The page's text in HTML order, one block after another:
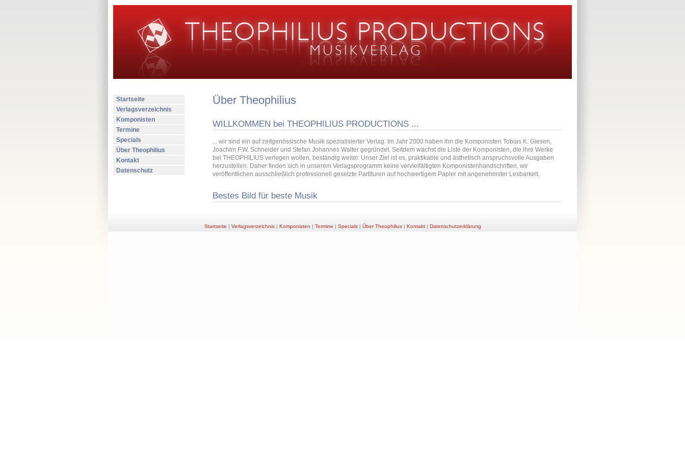
Startseite
Verlagsverzeichnis
Komponisten
Termine
Specials
Über Theophilius
Kontakt
Datenschutz
Über Theophilius
WILLKOMMEN bei THEOPHILIUS PRODUCTIONS ...
... wir sind ein auf zeitgenössische Musik spezialisierter Verlag. Im Jahr 2000 haben ihn die Komponisten Tobias K. Giesen,
Joachim F.W. Schneider und Stefan Johannes Walter gegründet. Seitdem wächst die Liste der Komponisten, die ihre Werke
bei THEOPHILIUS verlegen wollen, beständig weiter. Unser Ziel ist es, praktikable und ästhetisch anspruchsvolle Ausgaben
herzustellen. Daher finden sich in unserem Verlagsprogramm keine vervielfältigten Komponistenhandschriften, wir
veröffentlichen ausschließlich professionell gesetzte Partituren auf hochwertigem Papier mit angenehmster Lesbarkeit.
Bestes Bild für beste Musik
Startseite | Verlagsverzeichnis| Komponisten | Termine | Specials| Über Theophilius| Kontakt| Datenschutzerklärung